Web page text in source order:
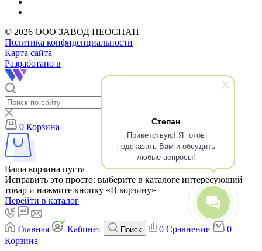
Степан
Приветствую! Я готов
подсказать Вам и обсудить
любые вопросы!
© 2026 ООО ЗАВОД НЕОСПАН
Политика конфиденциальности
Карта сайта
Разработано в
0 Корзина
Ваша корзина пуста
Исправить это просто: выберите в каталоге интересующий
товар и нажмите кнопку «В корзину»
Перейти в каталог
Главная Кабинет Поиск 0 Сравнение
0
Корзина